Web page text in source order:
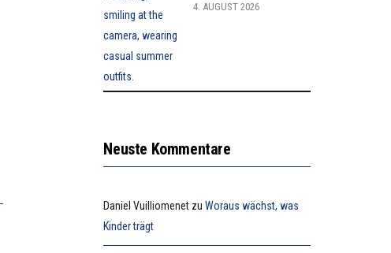
4. AUGUST 2026
Neuste Kommentare
Daniel Vuilliomenet zuWoraus wächst, was
Kinder trägt